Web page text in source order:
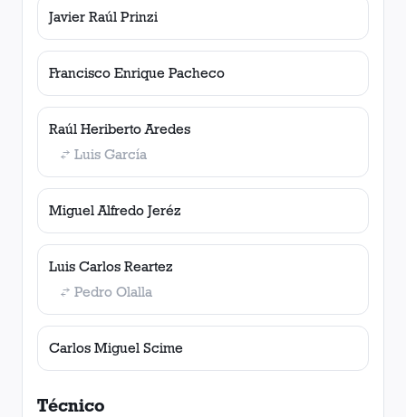
Javier Raúl Prinzi
Francisco Enrique Pacheco
Raúl Heriberto Aredes
Luis García
Miguel Alfredo Jeréz
Luis Carlos Reartez
Pedro Olalla
Carlos Miguel Scime
Técnico